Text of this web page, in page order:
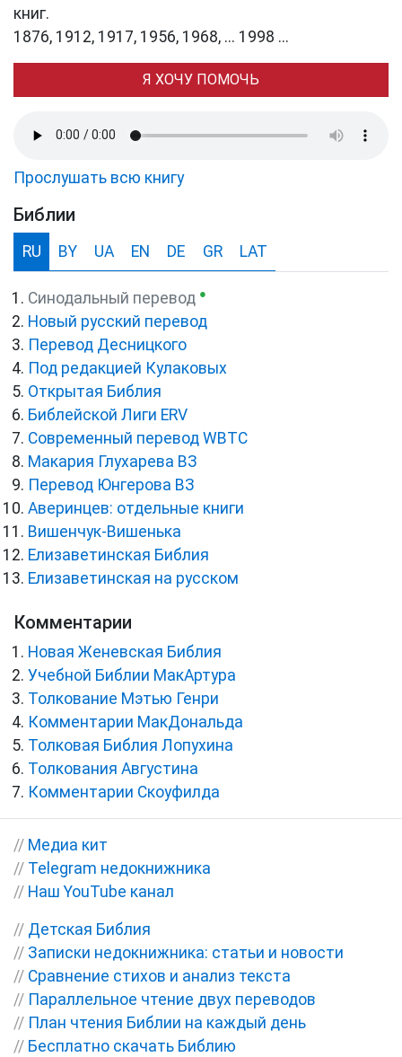
книг.
1876, 1912, 1917, 1956, 1968, ... 1998 ...
Я ХОЧУ ПОМОЧЬ
Прослушать всю книгу
Библии
RU BY UA EN DE GR LAT
Синодальный перевод ●
Новый русский перевод
Перевод Десницкого
Под редакцией Кулаковых
Открытая Библия
Библейской Лиги ERV
Cовременный перевод WBTC
Макария Глухарева ВЗ
Перевод Юнгерова ВЗ
Аверинцев: отдельные книги
Вишенчук-Вишенька
Елизаветинская Библия
Елизаветинская на русском
Комментарии
Новая Женевская Библия
Учебной Библии МакАртура
Толкование Мэтью Генри
Комментарии МакДональда
Толковая Библия Лопухина
Толкования Августина
Комментарии Скоуфилда
// Медиа кит
// Telegram недокнижника
// Наш YouTube канал
// Детская Библия
// Записки недокнижника: статьи и новости
// Сравнение стихов и анализ текста
// Параллельное чтение двух переводов
// План чтения Библии на каждый день
// Бесплатно скачать Библию